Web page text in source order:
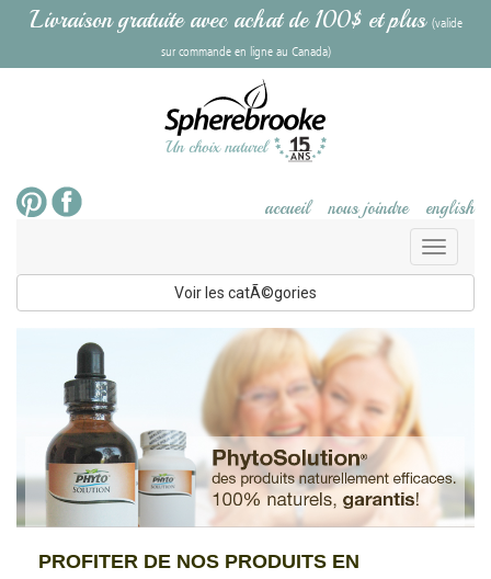
Livraison gratuite avec achat de 100$ et plus (valide
sur commande en ligne au Canada)
accueil nous joindre english
Toggle
Voir les catÃ©gories
PROFITER DE NOS PRODUITS EN